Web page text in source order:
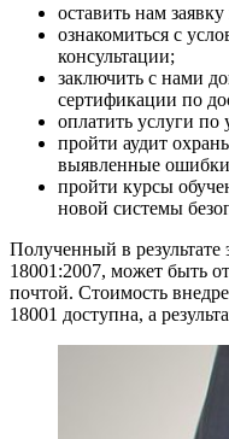
оставить нам
ознакомиться с
консультации;
заключить с нами
сертификации по
оплатить услуги по
пройти аудит
выявленные
пройти курсы
новой системы
Полученный в
18001:2007, может быть
почтой. Стоимость
18001 доступна, а